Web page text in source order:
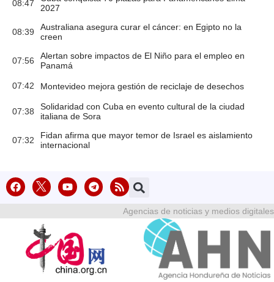
08:47
2027
08:39
Australiana asegura curar el cáncer: en Egipto no la
creen
07:56
Alertan sobre impactos de El Niño para el empleo en
Panamá
07:42 Montevideo mejora gestión de reciclaje de desechos
07:38
Solidaridad con Cuba en evento cultural de la ciudad
italiana de Sora
07:32
Fidan afirma que mayor temor de Israel es aislamiento
internacional
Agencias de noticias y medios digitales